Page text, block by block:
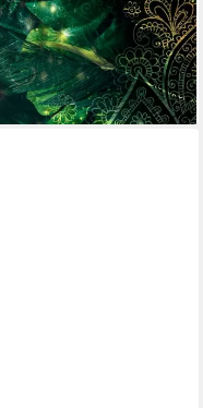
matt, lichtbeständige